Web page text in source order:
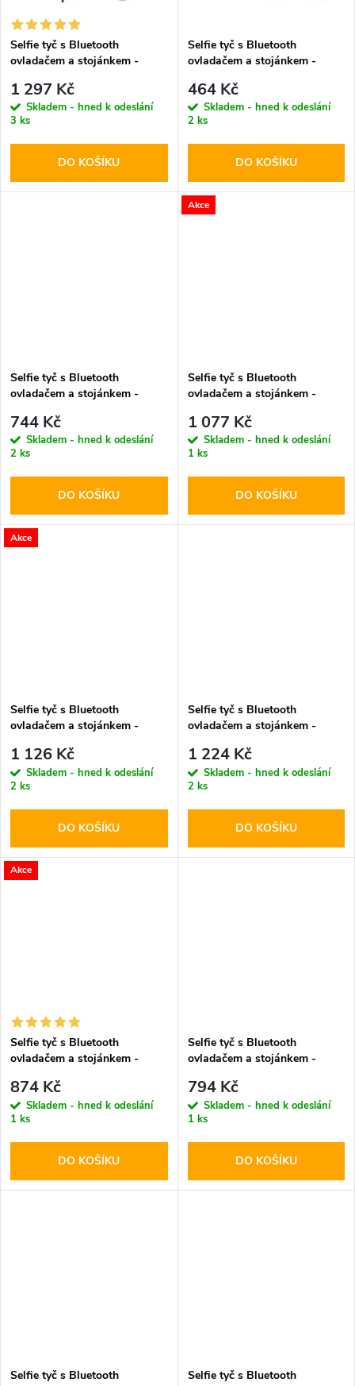
ů
Selfie tyč s Bluetooth
ovladačem a stojánkem -
Black
1 297 Kč
Skladem - hned k odeslání
3 ks
DO KOŠÍKU
Selfie tyč s Bluetooth
ovladačem a stojánkem -
Stick Tripod
464 Kč
Skladem - hned k odeslání
2 ks
DO KOŠÍKU
Selfie tyč s Bluetooth
ovladačem a stojánkem -
Selfie Stick Tripod Black
744 Kč
Skladem - hned k odeslání
2 ks
DO KOŠÍKU
Akce
Selfie tyč s Bluetooth
ovladačem a stojánkem -
Beige
1 077 Kč
Skladem - hned k odeslání
1 ks
DO KOŠÍKU
Akce
Selfie tyč s Bluetooth
ovladačem a stojánkem -
Black
1 126 Kč
Skladem - hned k odeslání
2 ks
DO KOŠÍKU
Selfie tyč s Bluetooth
ovladačem a stojánkem -
Black
1 224 Kč
Skladem - hned k odeslání
2 ks
DO KOŠÍKU
Akce
Selfie tyč s Bluetooth
ovladačem a stojánkem -
Stick Tripod Black
874 Kč
Skladem - hned k odeslání
1 ks
DO KOŠÍKU
Selfie tyč s Bluetooth
ovladačem a stojánkem -
Stick Tripod Black
794 Kč
Skladem - hned k odeslání
1 ks
DO KOŠÍKU
Selfie tyč s Bluetooth
Selfie tyč s Bluetooth